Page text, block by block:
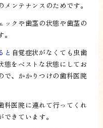
メンテナンスのためです。
ックや歯茎の状態や歯茎の
と 自覚症状がなくても虫歯
態をベストな状態にしてお
で、かかりつけの歯科医院
科医院に連れて行ってくれ
きています。